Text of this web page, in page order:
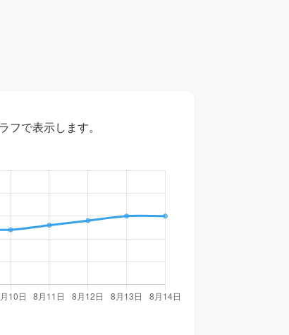
フで表示します。